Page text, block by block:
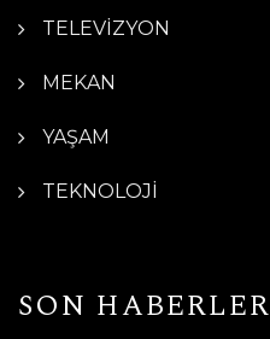
TELEVİZYON
MEKAN
YAŞAM
TEKNOLOJİ
SON HABERLER